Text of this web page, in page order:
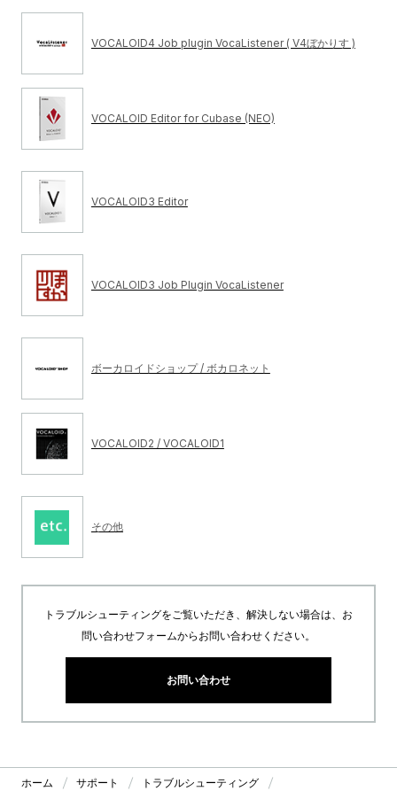
VOCALOID4 Job plugin VocaListener ( V4ぼかりす )
VOCALOID Editor for Cubase (NEO)
VOCALOID3 Editor
VOCALOID3 Job Plugin VocaListener
ボーカロイドショップ / ボカロネット
VOCALOID2 / VOCALOID1
その他
トラブルシューティングをご覧いただき、解決しない場合は、お
問い合わせフォームからお問い合わせください。
お問い合わせ
ホーム サポート
トラブルシューティング